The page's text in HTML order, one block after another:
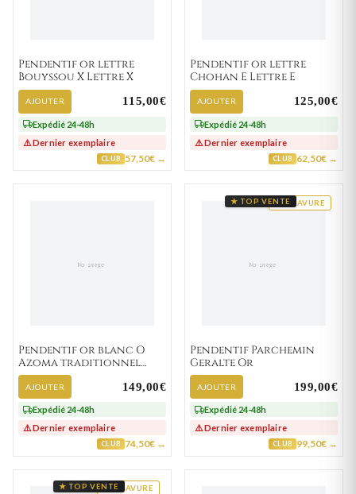
Pendentif or lettre
Bouyssou X Lettre X
AJOUTER 115,00€
Expédié 24-48h
⚠️ Dernier exemplaire
CLUB 57,50€ →
Pendentif or lettre
Chohan E Lettre E
AJOUTER 125,00€
Expédié 24-48h
⚠️ Dernier exemplaire
CLUB 62,50€ →
Pendentif or blanc O
Azoma traditionnel
Lettre O
AJOUTER 149,00€
Expédié 24-48h
⚠️ Dernier exemplaire
CLUB 74,50€ →
GRAVURE
★ TOP VENTE
Pendentif Parchemin
Geralte Or
AJOUTER 199,00€
Expédié 24-48h
⚠️ Dernier exemplaire
CLUB 99,50€ →
GRAVURE
★ TOP VENTE